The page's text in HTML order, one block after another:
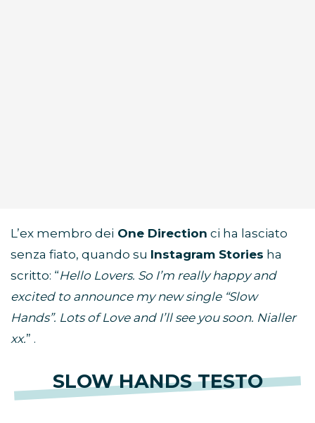
L’ex membro dei One Direction ci ha lasciato
senza fiato, quando su Instagram Stories ha
scritto: “Hello Lovers. So I’m really happy and
excited to announce my new single “Slow
Hands”. Lots of Love and I’ll see you soon. Nialler
xx.” .
SLOW HANDS TESTO